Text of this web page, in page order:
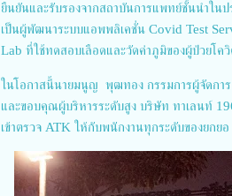
ยืนยันและรับรองจากสถาบันการแพทย์ชั้นนำในป
เป็นผู้พัฒนาระบบแอพพลิเคชั่น Covid Test
Lab ที่ใช้ทดสอบเลือดและวัดค่าภูมิของผู้ป่วยโ
ในโอกาสนี้นายมนูญ พุฒทอง กรรมการผู้จัดการ
และขอบคุณผู้บริหารระดับสูง บริษัท ทาเลนท์
เข้าตรวจ ATK ให้กับพนักงานทุกระดับของยกย